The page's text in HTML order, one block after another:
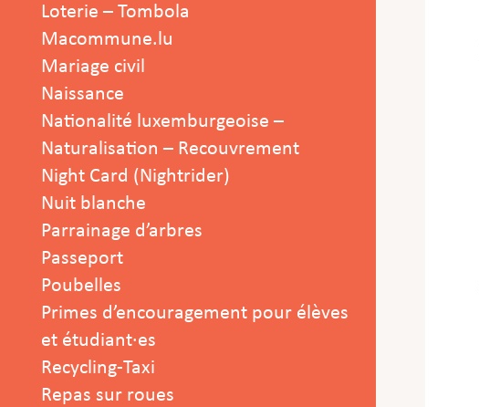
Loterie – Tombola
Macommune.lu
Mariage civil
Naissance
Nationalité luxemburgeoise –
Naturalisation – Recouvrement
Night Card (Nightrider)
Nuit blanche
Parrainage d’arbres
Passeport
Poubelles
Primes d’encouragement pour élèves
et étudiant·es
Recycling-Taxi
Repas sur roues